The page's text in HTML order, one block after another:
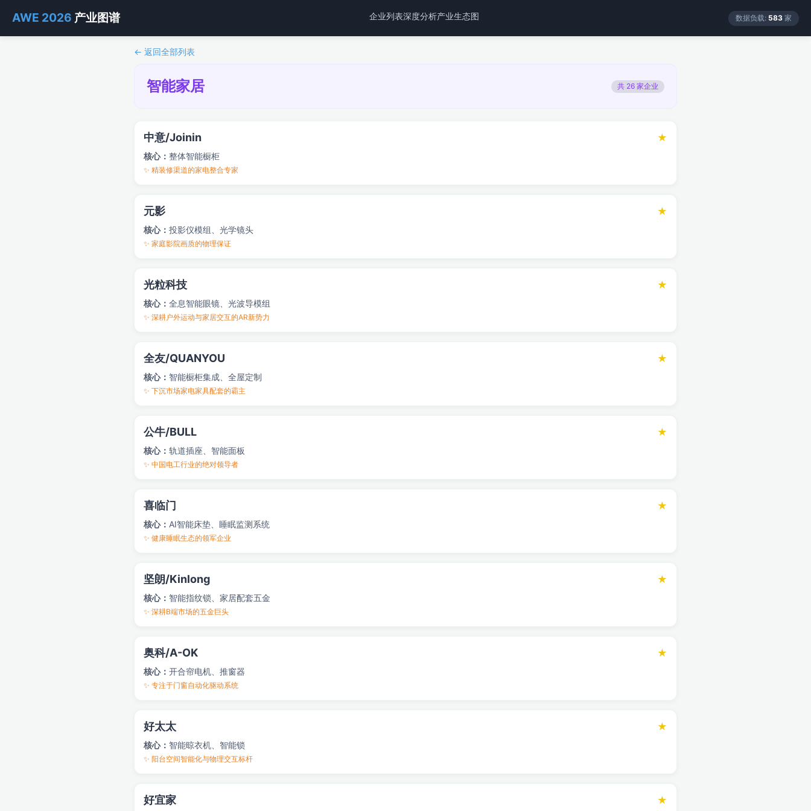
AWE 2026 产业图谱 企业列表深度分析产业生态图 数据负载: 583 家
← 返回全部列表
智能家居 共 26 家企业
中意/Joinin ★
核心： 整体智能橱柜
✨ 精装修渠道的家电整合专家
元影 ★
核心： 投影仪模组、光学镜头
✨ 家庭影院画质的物理保证
光粒科技 ★
核心： 全息智能眼镜、光波导模组
✨ 深耕户外运动与家居交互的AR新势力
全友/QUANYOU ★
核心： 智能橱柜集成、全屋定制
✨ 下沉市场家电家具配套的霸主
公牛/BULL ★
核心： 轨道插座、智能面板
✨ 中国电工行业的绝对领导者
喜临门 ★
核心： AI智能床垫、睡眠监测系统
✨ 健康睡眠生态的领军企业
坚朗/Kinlong ★
核心： 智能指纹锁、家居配套五金
✨ 深耕B端市场的五金巨头
奥科/A-OK ★
核心： 开合帘电机、推窗器
✨ 专注于门窗自动化驱动系统
好太太 ★
核心： 智能晾衣机、智能锁
✨ 阳台空间智能化与物理交互标杆
好宜家 ★